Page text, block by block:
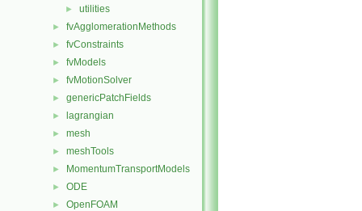
► utilities
► fvAgglomerationMethods
► fvConstraints
► fvModels
► fvMotionSolver
► genericPatchFields
► lagrangian
► mesh
► meshTools
► MomentumTransportModels
► ODE
► OpenFOAM